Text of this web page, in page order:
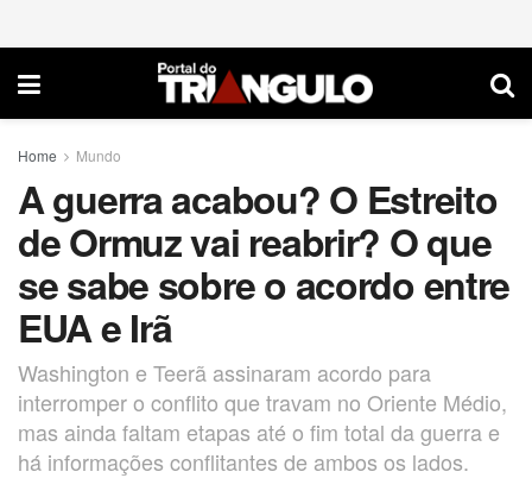
Home Mundo
A guerra acabou? O Estreito
de Ormuz vai reabrir? O que
se sabe sobre o acordo entre
EUA e Irã
Washington e Teerã assinaram acordo para
interromper o conflito que travam no Oriente Médio,
mas ainda faltam etapas até o fim total da guerra e
há informações conflitantes de ambos os lados.